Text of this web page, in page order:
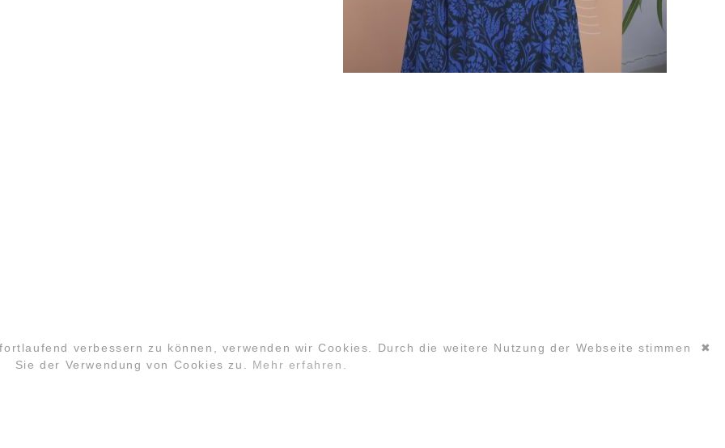
✖
verbessern zu können, verwenden wir Cookies. Durch die weitere Nutzung der Webseite stimmen
Sie der Verwendung von Cookies zu. Mehr erfahren.